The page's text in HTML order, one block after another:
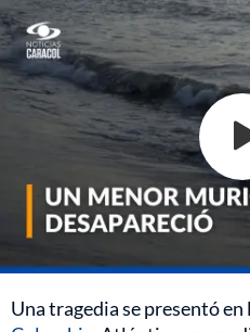
Una tragedia se presentó en